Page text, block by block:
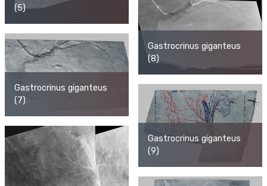
(5)
Gastrocrinus giganteus
(7)
Gastrocrinus giganteus
(8)
Gastrocrinus giganteus
(9)